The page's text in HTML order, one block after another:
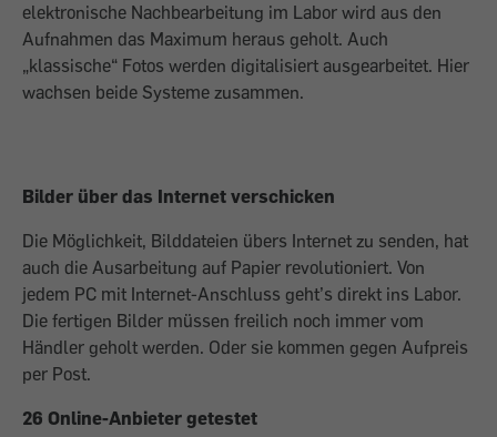
elektronische Nachbearbeitung im Labor wird aus den
Aufnahmen das Maximum heraus geholt. Auch
„klassische“ Fotos werden digitalisiert ausgearbeitet. Hier
wachsen beide Systeme zusammen.
Bilder über das Internet verschicken
Die Möglichkeit, Bilddateien übers Internet zu senden, hat
auch die Ausarbeitung auf Papier revolutioniert. Von
jedem PC mit Internet-Anschluss geht’s direkt ins Labor.
Die fertigen Bilder müssen freilich noch immer vom
Händler geholt werden. Oder sie kommen gegen Aufpreis
per Post.
26 Online-Anbieter getestet